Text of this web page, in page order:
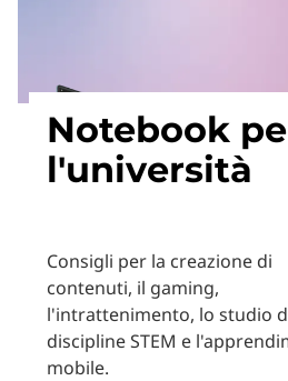
Notebook
l'università
Consigli per la creazione di
contenuti, il gaming,
l'intrattenimento, lo studio
discipline STEM e
mobile.